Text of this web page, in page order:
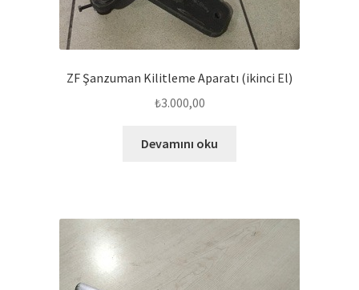
ZF Şanzuman Kilitleme Aparatı (ikinci El)
₺3.000,00
Devamını oku